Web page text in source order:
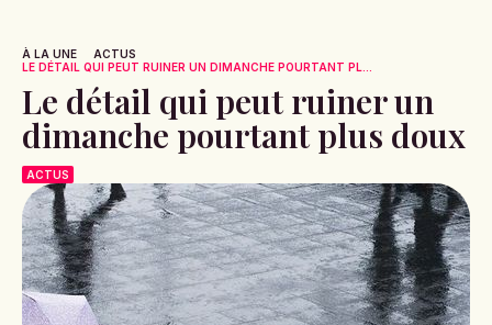
À LA UNE
ACTUS
LE DÉTAIL QUI PEUT RUINER UN DIMANCHE POURTANT PL...
Le détail qui peut ruiner un
dimanche pourtant plus doux
ACTUS